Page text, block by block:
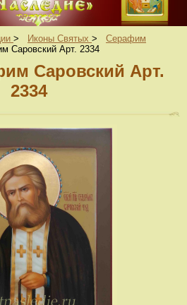
> Иконы Святых >
Серафим
Саровский Арт. 2334
Саровский Арт.
2334